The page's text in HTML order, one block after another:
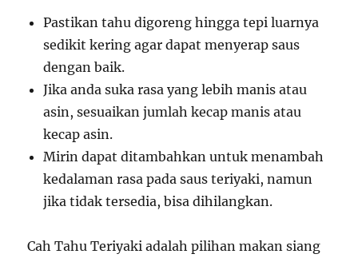
Pastikan tahu digoreng hingga tepi luarnya
sedikit kering agar dapat menyerap saus
dengan baik.
Jika anda suka rasa yang lebih manis atau
asin, sesuaikan jumlah kecap manis atau
kecap asin.
Mirin dapat ditambahkan untuk menambah
kedalaman rasa pada saus teriyaki, namun
jika tidak tersedia, bisa dihilangkan.
Cah Tahu Teriyaki adalah pilihan makan siang